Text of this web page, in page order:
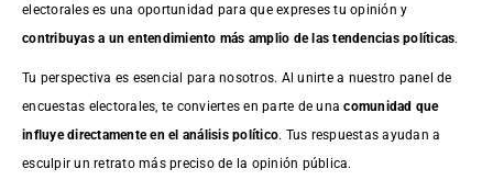
electorales es una oportunidad para que expreses tu opinión y
contribuyas a un entendimiento más amplio de las tendencias políticas.
Tu perspectiva es esencial para nosotros. Al unirte a nuestro panel de
encuestas electorales, te conviertes en parte de unacomunidad que
influye directamente en el análisis político. Tus respuestas ayudan a
esculpir un retrato más preciso de la opinión pública.